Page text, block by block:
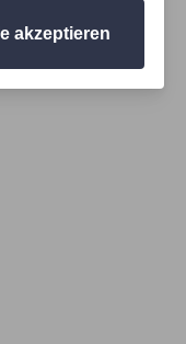
akzeptieren